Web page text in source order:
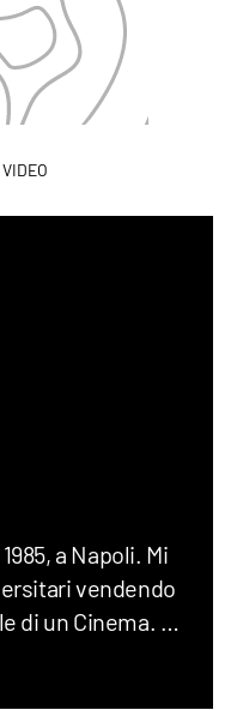
VIDEO
a Napoli. Mi
vendendo
di un Cinema. Ho
per il mondo, di